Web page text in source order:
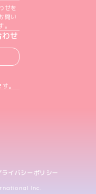
せを
問い
せ
。
ライバシーポリシー
Inc.